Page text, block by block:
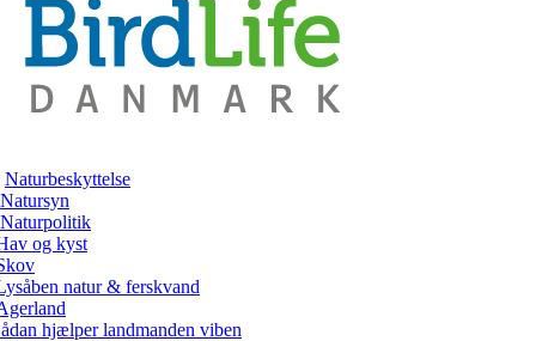
Naturbeskyttelse
Natursyn
Naturpolitik
og kyst
natur & ferskvand
hjælper landmanden viben